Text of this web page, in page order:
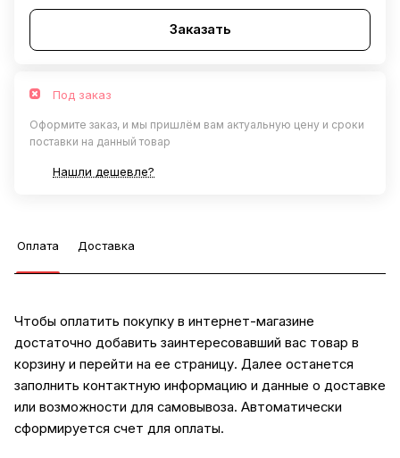
Заказать
Под заказ
Оформите заказ, и мы пришлём вам актуальную цену и сроки
поставки на данный товар
Нашли дешевле?
Оплата Доставка
Чтобы оплатить покупку в интернет-магазине
достаточно добавить заинтересовавший вас товар в
корзину и перейти на ее страницу. Далее останется
заполнить контактную информацию и данные о доставке
или возможности для самовывоза. Автоматически
сформируется счет для оплаты.